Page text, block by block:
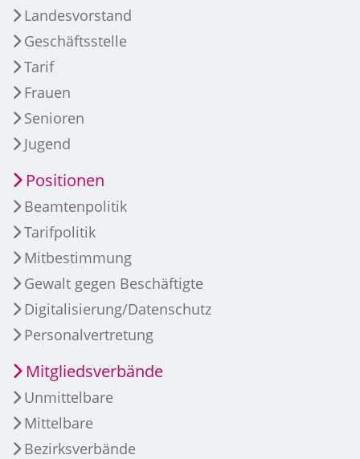
Landesvorstand
Geschäftsstelle
Tarif
Frauen
Senioren
Jugend
Positionen
Beamtenpolitik
Tarifpolitik
Mitbestimmung
Gewalt gegen Beschäftigte
Digitalisierung/Datenschutz
Personalvertretung
Mitgliedsverbände
Unmittelbare
Mittelbare
Bezirksverbände